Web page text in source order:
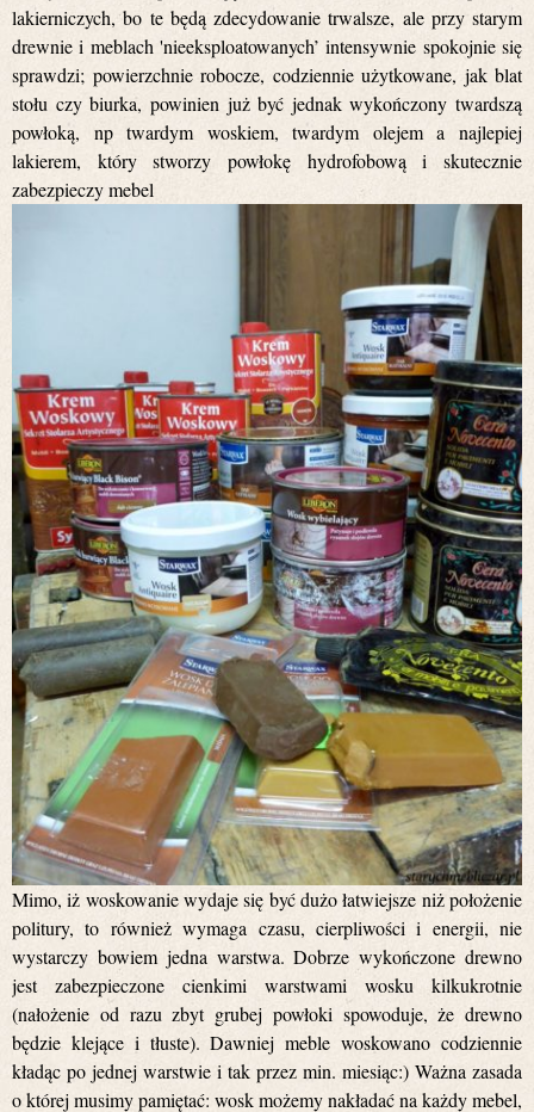
lakierniczych, bo te będą zdecydowanie trwalsze, ale przy starym
drewnie i meblach 'nieeksploatowanych’ intensywnie spokojnie się
sprawdzi; powierzchnie robocze, codziennie użytkowane, jak blat
stołu czy biurka, powinien już być jednak wykończony twardszą
powłoką, np twardym woskiem, twardym olejem a najlepiej
lakierem, który stworzy powłokę hydrofobową i skutecznie
zabezpieczy mebel
Mimo, iż woskowanie wydaje się być dużo łatwiejsze niż położenie
politury, to również wymaga czasu, cierpliwości i energii, nie
wystarczy bowiem jedna warstwa. Dobrze wykończone drewno
jest zabezpieczone cienkimi warstwami wosku kilkukrotnie
(nałożenie od razu zbyt grubej powłoki spowoduje, że drewno
będzie klejące i tłuste). Dawniej meble woskowano codziennie
kładąc po jednej warstwie i tak przez min. miesiąc:) Ważna zasada
o której musimy pamiętać: wosk możemy nakładać na każdy mebel,